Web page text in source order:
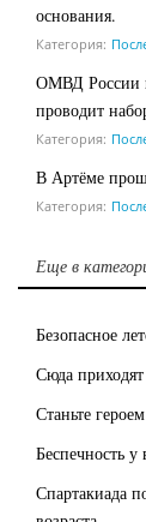
основания.
Категория:
ОМВД России
проводит
Категория:
В Артёме
Категория:
Еще в
Безопасное
Сюда
Станьте
Беспечность
Спартакиада